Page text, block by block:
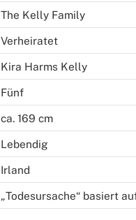
The Kelly Family
Verheiratet
Kira Harms Kelly
Fünf
ca. 169 cm
Lebendig
Irland
„Todesursache“ basiert